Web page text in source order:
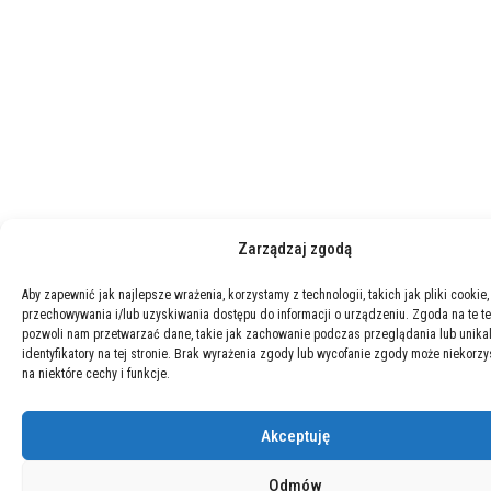
Zarządzaj zgodą
Aby zapewnić jak najlepsze wrażenia, korzystamy z technologii, takich jak pliki
przechowywania i/lub uzyskiwania dostępu do informacji o urządzeniu. Zgoda na te
pozwoli nam przetwarzać dane, takie jak zachowanie podczas przeglądania lub
identyfikatory na tej stronie. Brak wyrażenia zgody lub wycofanie zgody może
na niektóre cechy i funkcje.
Akceptuję
Odmów